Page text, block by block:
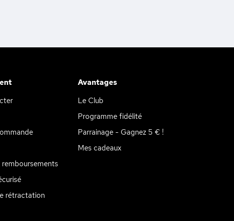
remboursements
rétractation
Avantages
Le Club
Programme fidélité
Parrainage - Gagnez 5 € !
Mes cadeaux